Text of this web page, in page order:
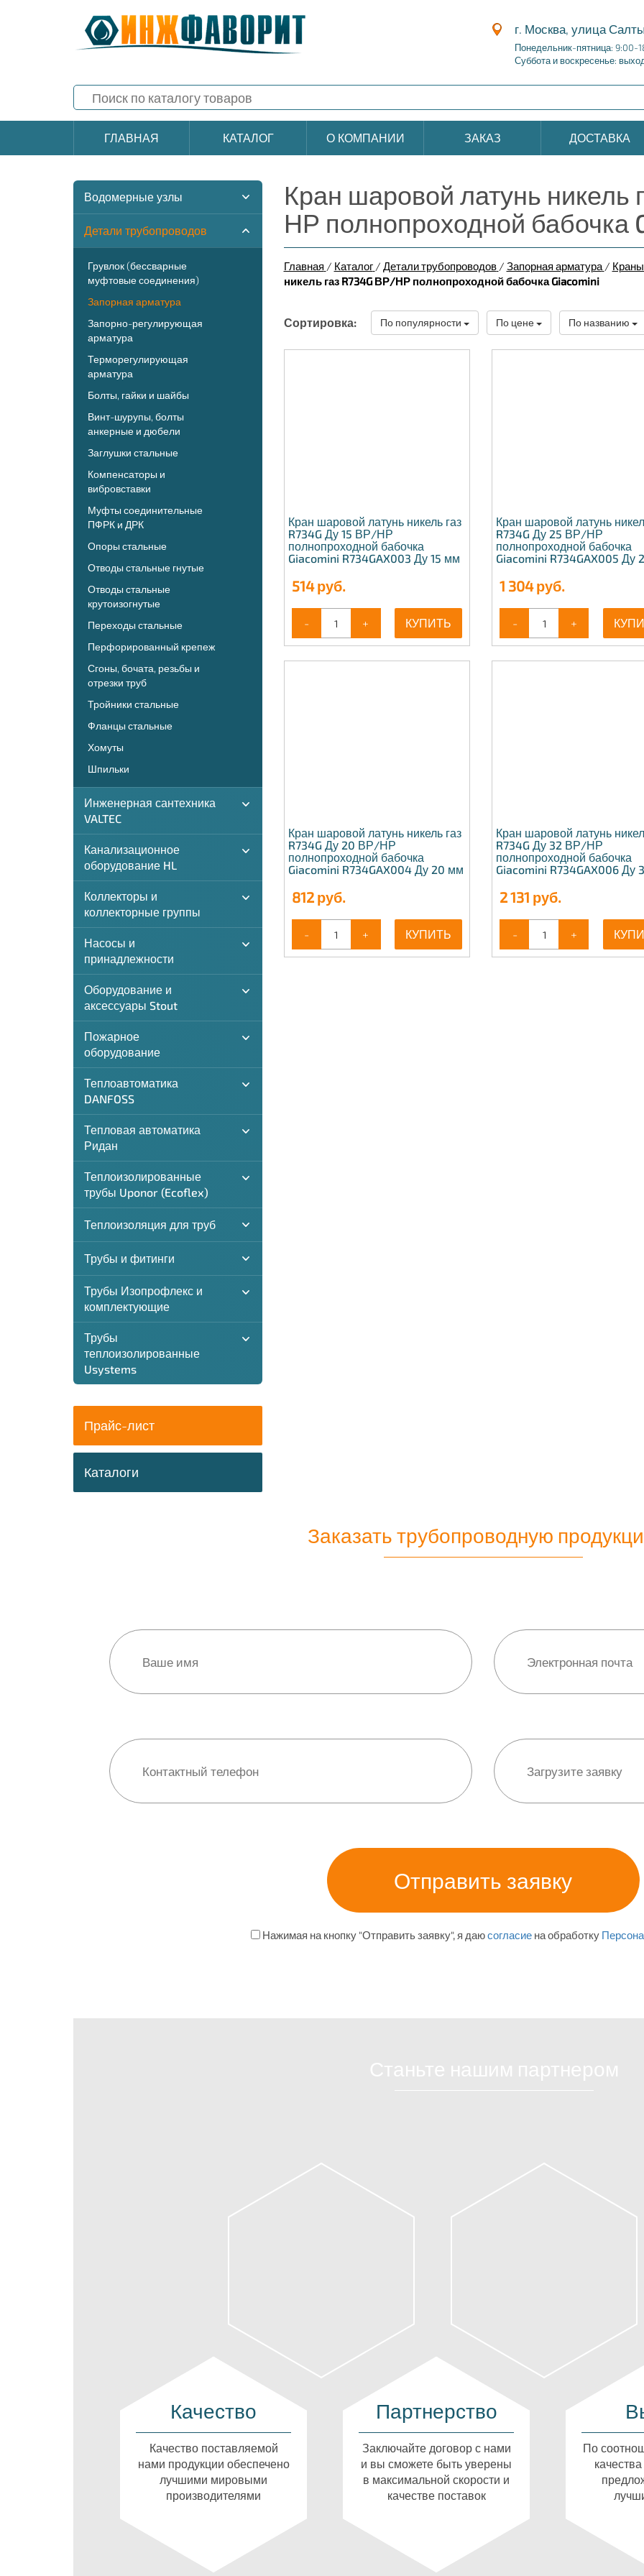
г. Москва, улица
Понедельник-пятница: 9:00-
Суббота и воскресенье:
ГЛАВНАЯ КАТАЛОГ О КОМПАНИИ ЗАКАЗ ДОСТАВКА
Водомерные узлы
Детали трубопроводов
Грувлок (бессварные
муфтовые соединения)
Запорная арматура
Запорно-регулирующая
арматура
Терморегулирующая
арматура
Болты, гайки и шайбы
Винт-шурупы, болты
анкерные и дюбели
Заглушки стальные
Компенсаторы и
вибровставки
Муфты соединительные
ПФРК и ДРК
Опоры стальные
Отводы стальные гнутые
Отводы стальные
крутоизогнутые
Переходы стальные
Перфорированный крепеж
Сгоны, бочата, резьбы и
отрезки труб
Тройники стальные
Фланцы стальные
Хомуты
Шпильки
Инженерная сантехника
VALTEC
Канализационное
оборудование HL
Коллекторы и
коллекторные группы
Насосы и
принадлежности
Оборудование и
аксессуары Stout
Пожарное
оборудование
Теплоавтоматика
DANFOSS
Тепловая автоматика
Ридан
Теплоизолированные
трубы Uponor (Ecoflex)
Теплоизоляция для труб
Трубы и фитинги
Трубы Изопрофлекс и
комплектующие
Трубы
теплоизолированные
Usystems
Прайс-лист
Каталоги
Кран шаровой латунь никель
НР полнопроходной бабочка
Главная / Каталог / Детали трубопроводов / Запорная арматура /
никель газ R734G ВР/НР полнопроходной бабочка Giacomini
Сортировка: По популярности По цене По названию
Кран шаровой латунь никель газ
R734G Ду 15 ВР/НР
полнопроходной бабочка
Giacomini R734GAX003 Ду 15 мм
514руб.
- + КУПИТЬ
Кран шаровой латунь
R734G Ду 25 ВР/НР
полнопроходной бабочка
Giacomini R734GAX005 Ду
1 304руб.
- +
Кран шаровой латунь никель газ
R734G Ду 20 ВР/НР
полнопроходной бабочка
Giacomini R734GAX004 Ду 20 мм
812руб.
- + КУПИТЬ
Кран шаровой латунь
R734G Ду 32 ВР/НР
полнопроходной бабочка
Giacomini R734GAX006 Ду
2 131 руб.
- +
Заказать трубопроводную
Нажимая на кнопку "Отправить заявку", я даюсогласие на обработку
Качество
Качество поставляемой
нами продукции обеспечено
лучшими мировыми
производителями
Партнерство
Заключайте договор с нами
и вы сможете быть уверены
в максимальной скорости и
качестве поставок
По